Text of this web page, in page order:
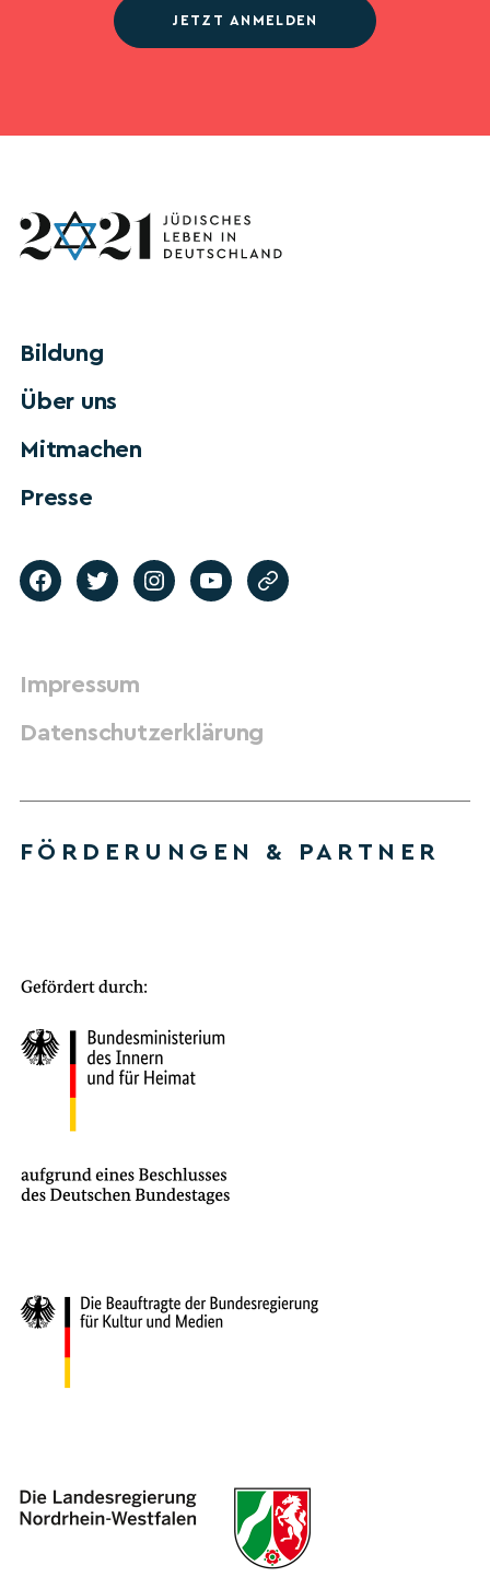
JETZT ANMELDEN
Bildung
Über uns
Mitmachen
Presse
Impressum
Datenschutzerklärung
FÖRDERUNGEN & PARTNER